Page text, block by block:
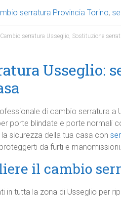
serratura Provincia Torino,
Cambio serratura Usseglio, Sostituzione
Usseglio:
di cambio serratura a
porte blindate e porte normali
sicurezza della tua casa con
da furti e manomissioni.
il cambio
in tutta la zona di Usseglio per